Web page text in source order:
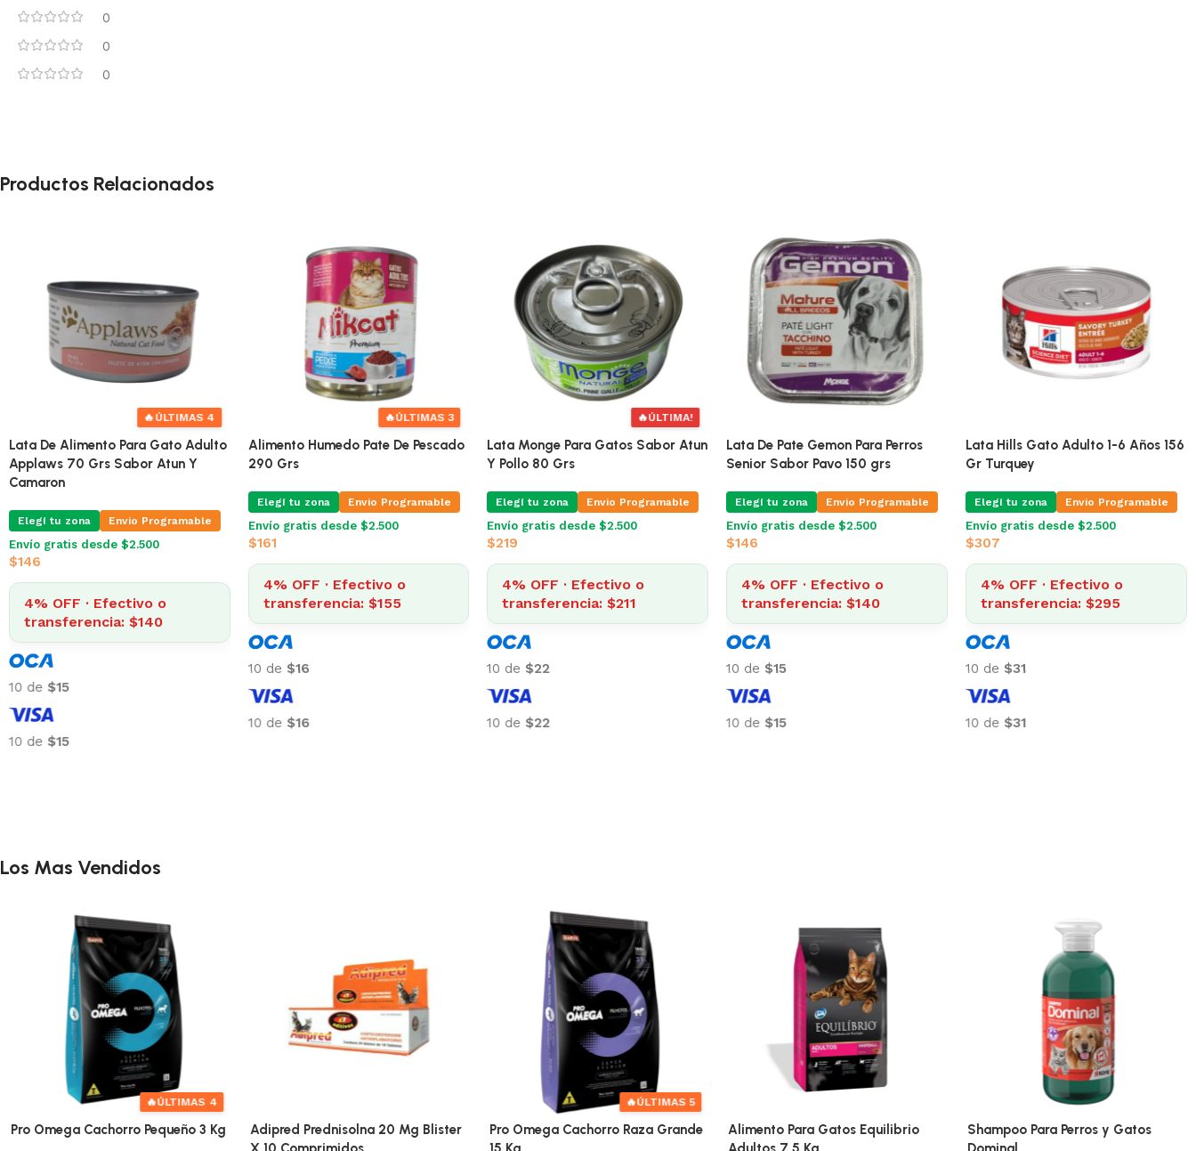
0
0
0
Productos Relacionados
Lata De Alimento Para Gato Adulto
Applaws 70 Grs Sabor Atun Y
Cangrejo
Elegí tu zona Envio Programable
Envío gratis desde $2.500
$146
4% OFF · Efectivo o
transferencia: $140
10 de $15
10 de $15
🔥ÚLTIMAS 4
Lata De Alimento Para Gato Adulto
Applaws 70 Grs Sabor Atun Y
Elegí tu zona Envio Programable
Envío gratis desde $2.500
$146
4% OFF · Efectivo o
transferencia: $140
10 de$15
ÚLTIMAS 3
Alimento Humedo Pate De Pescado
290 Grs
Elegí tu zona Envio Programable
Envío gratis desde $2.500
$161
4% OFF · Efectivo o
transferencia: $155
10 de $16
10 de $16
Lata Monge Para Gatos Sabor Atun
Y Pollo 80 Grs
Elegí tu zona Envio Programable
Envío gratis desde $2.500
$219
4% OFF · Efectivo o
transferencia: $211
10 de $22
10 de $22
Lata De Pate Gemon Para Perros
Senior Sabor Pavo 150 grs
Elegí tu zona Envio Programable
Envío gratis desde $2.500
$146
4% OFF · Efectivo o
transferencia: $140
10 de $15
10 de $15
Los Mas Vendidos
🔥ÚLTIMAS 4
Pro Omega Cachorro Pequeño 3 Kg
Adipred Prednisolna 20 Mg Blister
🔥ÚLTIMAS 5
Pro Omega Cachorro Raza Grande
Alimento Para Gatos Equilibrio
Shampoo Para Perros y Gatos